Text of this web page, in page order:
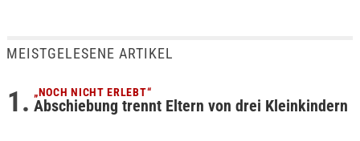
MEISTGELESENE ARTIKEL
„NOCH NICHT ERLEBT“
Abschiebung trennt Eltern von drei Kleinkindern